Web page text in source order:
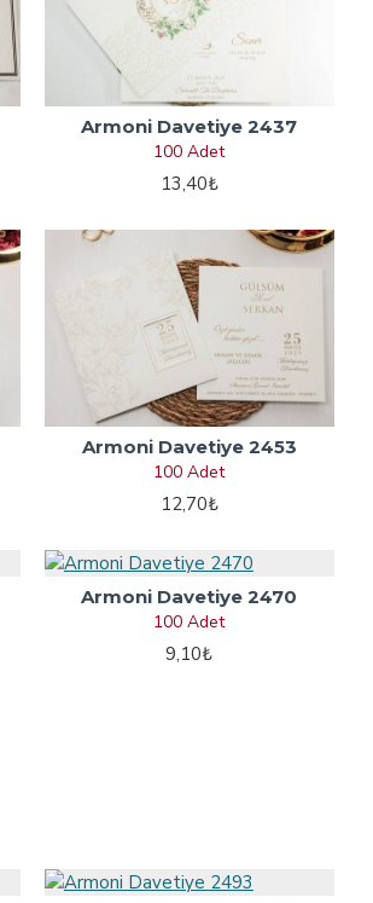
Armoni Davetiye 2437
100 Adet
13,40₺
Armoni Davetiye 2453
100 Adet
12,70₺
Armoni Davetiye 2470
100 Adet
9,10₺